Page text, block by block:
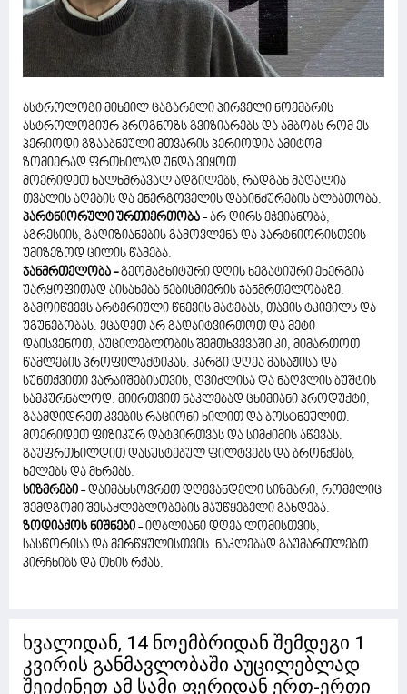
ასტროლოგი მიხეილ ცაგარელი პირველი ნოემბრის
ასტროლოგიურ პროგნოზს გვიზიარებს და ამბობს რომ ეს
პერიოდი გზააბნეული მთვარის პერიოდია ამიტომ
ზომიერად ფრთხილად უნდა ვიყოთ.
მოერიდეთ ხალხმრავალ ადგილებს, რადგან მაღალია
თვალის აღების და ენერგოველის დაბინძურების ალბათობა.
პარტნიორული ურთიერთობა - არ ღირს ეჭვიანობა,
აგრესიის, გაღიზიანების გამოვლენა და პარტნიორისთვის
უმიზეზოდ ცილის წამება.
ჯანმრთელობა -გეომაგნიტური დღის ნეგატიური ენერგია
უარყოფითად აისახება ნებისმიერის ჯანმრთელობაზე.
გამოიწვევს არტერიული წნევის მატებას, თავის ტკივილს და
უგუნებობას. ეცადეთ არ გადაიტვირთოთ და მეტი
დაისვენოთ, აუცილებლობის შემთხვევაში კი, მიმართოთ
წამლების პროფილაქტიკას. კარგი დღეა მასაჟისა და
სუნთქვითი ვარჯიშებისთვის, ღვიძლისა და ნაღვლის ბუშტის
სამკურნალოდ. მიირთვით ნაკლებად ცხიმიანი პროდუქტი,
გაამდიდრეთ კვების რაციონი ხილით და ბოსტნეულით.
მოერიდეთ ფიზიკურ დატვირთვას და სიმძიმის აწევას.
გაუფრთხილდით დასუსტებულ ფილტვებს და ბრონქებს,
ხელებს და მხრებს.
სიზმრები - დაიმახსოვრეთ დღევანდელი სიზმარი, რომელიც
შემდგომი შესაძლებლობების მაუწყებელი გახდება.
ზოდიაქოს ნიშნები - იღბლიანი დღეა ლომისთვის,
სასწორისა და მერწყულისთვის. ნაკლებად გაუმართლებთ
კირჩხიბს და თხის რქას.
ხვალიდან, 14 ნოემბრიდან შემდეგი 1
კვირის განმავლობაში აუცილებლად
შეიძინეთ ამ სამი ფერიდან ერთ-ერთი